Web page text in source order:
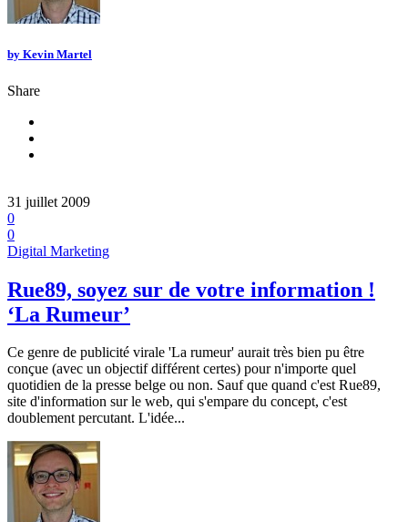
by Kevin Martel
Share
31 juillet 2009
0
0
Digital Marketing
Rue89, soyez sur de votre information !
‘La Rumeur’
Ce genre de publicité virale 'La rumeur' aurait très bien pu être
conçue (avec un objectif différent certes) pour n'importe quel
quotidien de la presse belge ou non. Sauf que quand c'est Rue89,
site d'information sur le web, qui s'empare du concept, c'est
doublement percutant. L'idée...